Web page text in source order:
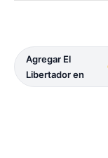
Agregar El
Libertador en